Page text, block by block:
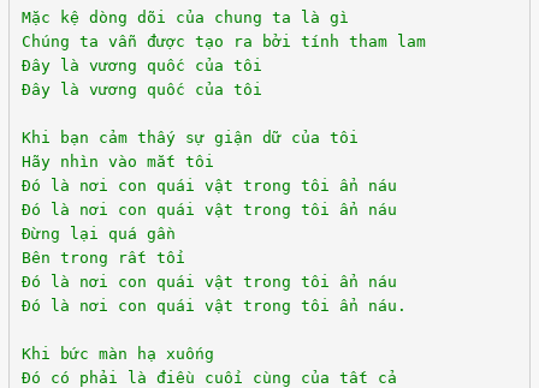
Mặc kệ dòng dõi của chung ta là gì
Chúng ta vẫn được tạo ra bởi tính tham lam
Đây là vương quốc của tôi
Đây là vương quốc của tôi
Khi bạn cảm thấy sự giận dữ của tôi
Hãy nhìn vào mắt tôi
Đó là nơi con quái vật trong tôi ẩn náu
Đó là nơi con quái vật trong tôi ẩn náu
Đừng lại quá gần
Bên trong rất tối
Đó là nơi con quái vật trong tôi ẩn náu
Đó là nơi con quái vật trong tôi ẩn náu.
Khi bức màn hạ xuống
Đó có phải là điều cuối cùng của tất cả